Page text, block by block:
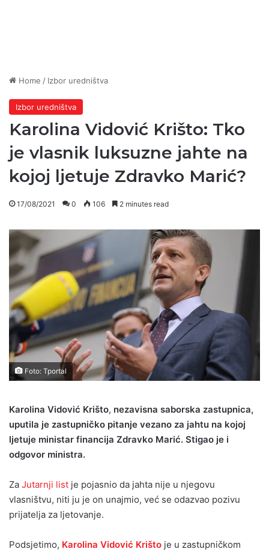
Home / Izbor uredništva
Izbor uredništva
Karolina Vidović Krišto: Tko
je vlasnik luksuzne jahte na
kojoj ljetuje Zdravko Marić?
17/08/2021 0 106 2 minutes read
Foto: Tportal
Karolina Vidović Krišto, nezavisna saborska zastupnica,
uputila je zastupničko pitanje vezano za jahtu na kojoj
ljetuje ministar financija Zdravko Marić. Stigao je i
odgovor ministra.
Za Jutarnji list je pojasnio da jahta nije u njegovu
vlasništvu, niti ju je on unajmio, već se odazvao pozivu
prijatelja za ljetovanje.
Podsjetimo, Karolina Vidović Krišto je u zastupničkom